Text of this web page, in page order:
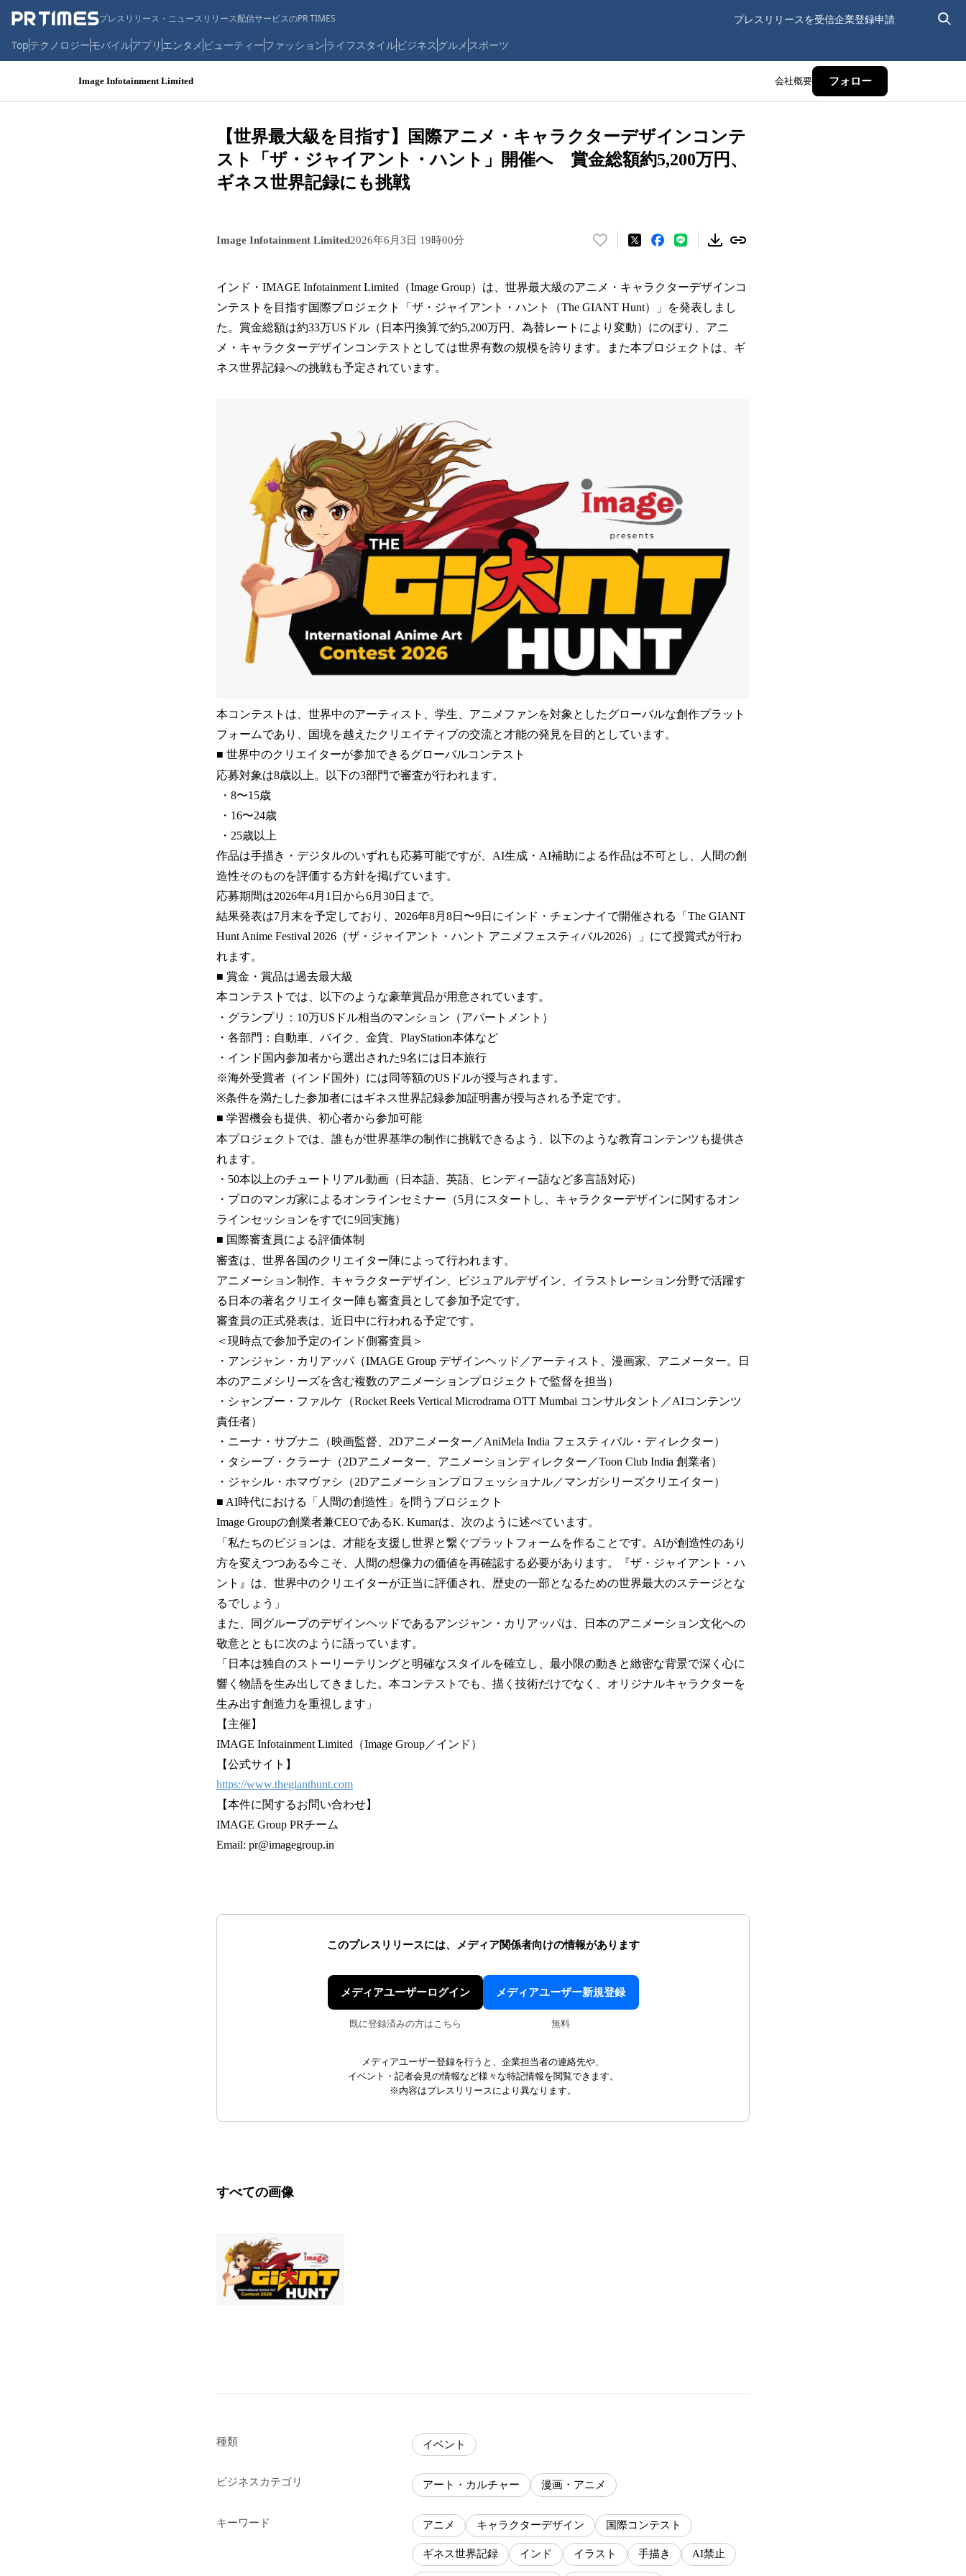
プレスリリース・ニュースリリース配信サービスのPR TIMES プレスリリースを受信企業登録申請
Topテクノロジーモバイルアプリ エンタメ ビューティーファッションライフスタイルビジネス グルメ スポーツ
Image Infotainment Limited 会社概要 フォロー
【世界最大級を目指す】国際アニメ・キャラクターデザインコンテ
スト「ザ・ジャイアント・ハント」開催へ 賞金総額約5,200万円、
ギネス世界記録にも挑戦
Image Infotainment Limited2026年6月3日 19時00分
い
！
数
を
読
み
インド・IMAGE Infotainment Limited（Image Group）は、世界最大級のアニメ・キャラクターデザインコ
ンテストを目指す国際プロジェクト「ザ・ジャイアント・ハント（The GIANT Hunt）」を発表しまし
た。賞金総額は約33万USドル（日本円換算で約5,200万円、為替レートにより変動）にのぼり、アニ
メ・キャラクターデザインコンテストとしては世界有数の規模を誇ります。また本プロジェクトは、ギ
ネス世界記録への挑戦も予定されています。
本コンテストは、世界中のアーティスト、学生、アニメファンを対象としたグローバルな創作プラット
フォームであり、国境を越えたクリエイティブの交流と才能の発見を目的としています。
■ 世界中のクリエイターが参加できるグローバルコンテスト
応募対象は8歳以上。以下の3部門で審査が行われます。
・8〜15歳
・16〜24歳
・25歳以上
作品は手描き・デジタルのいずれも応募可能ですが、AI生成・AI補助による作品は不可とし、人間の創
造性そのものを評価する方針を掲げています。
応募期間は2026年4月1日から6月30日まで。
結果発表は7月末を予定しており、2026年8月8日〜9日にインド・チェンナイで開催される「The GIANT
Hunt Anime Festival 2026（ザ・ジャイアント・ハント アニメフェスティバル2026）」にて授賞式が行わ
れます。
■ 賞金・賞品は過去最大級
本コンテストでは、以下のような豪華賞品が用意されています。
・グランプリ：10万USドル相当のマンション（アパートメント）
・各部門：自動車、バイク、金貨、PlayStation本体など
・インド国内参加者から選出された9名には日本旅行
※海外受賞者（インド国外）には同等額のUSドルが授与されます。
※条件を満たした参加者にはギネス世界記録参加証明書が授与される予定です。
■ 学習機会も提供、初心者から参加可能
本プロジェクトでは、誰もが世界基準の制作に挑戦できるよう、以下のような教育コンテンツも提供さ
れます。
・50本以上のチュートリアル動画（日本語、英語、ヒンディー語など多言語対応）
・プロのマンガ家によるオンラインセミナー（5月にスタートし、キャラクターデザインに関するオン
ラインセッションをすでに9回実施）
■ 国際審査員による評価体制
審査は、世界各国のクリエイター陣によって行われます。
アニメーション制作、キャラクターデザイン、ビジュアルデザイン、イラストレーション分野で活躍す
る日本の著名クリエイター陣も審査員として参加予定です。
審査員の正式発表は、近日中に行われる予定です。
＜現時点で参加予定のインド側審査員＞
・アンジャン・カリアッパ（IMAGE Group デザインヘッド／アーティスト、漫画家、アニメーター。日
本のアニメシリーズを含む複数のアニメーションプロジェクトで監督を担当）
・シャンブー・ファルケ（Rocket Reels Vertical Microdrama OTT Mumbai コンサルタント／AIコンテンツ
責任者）
・ニーナ・サブナニ（映画監督、2Dアニメーター／AniMela India フェスティバル・ディレクター）
・タシーブ・クラーナ（2Dアニメーター、アニメーションディレクター／Toon Club India 創業者）
・ジャシル・ホマヴァシ（2Dアニメーションプロフェッショナル／マンガシリーズクリエイター）
■ AI時代における「人間の創造性」を問うプロジェクト
Image Groupの創業者兼CEOであるK. Kumarは、次のように述べています。
「私たちのビジョンは、才能を支援し世界と繋ぐプラットフォームを作ることです。AIが創造性のあり
方を変えつつある今こそ、人間の想像力の価値を再確認する必要があります。『ザ・ジャイアント・ハ
ント』は、世界中のクリエイターが正当に評価され、歴史の一部となるための世界最大のステージとな
るでしょう」
また、同グループのデザインヘッドであるアンジャン・カリアッパは、日本のアニメーション文化への
敬意とともに次のように語っています。
「日本は独自のストーリーテリングと明確なスタイルを確立し、最小限の動きと緻密な背景で深く心に
響く物語を生み出してきました。本コンテストでも、描く技術だけでなく、オリジナルキャラクターを
生み出す創造力を重視します」
【主催】
IMAGE Infotainment Limited（Image Group／インド）
【公式サイト】
https://www.thegianthunt.com
【本件に関するお問い合わせ】
IMAGE Group PRチーム
Email: pr@imagegroup.in
このプレスリリースには、 メディア関係者向けの情報があります
メディアユーザーログイン
既に登録済みの方はこちら
メディアユーザー新規登録
無料
メディアユーザー登録を行うと、企業担当者の連絡先や、
イベント・記者会見の情報など様々な特記情報を閲覧できます。
※内容はプレスリリースにより異なります。
すべての画像
種類 イベント
ビジネスカテゴリ アート・カルチャー 漫画・アニメ
キーワード アニメ キャラクターデザイン 国際コンテスト
ギネス世界記録 インド イラスト 手描き AI禁止